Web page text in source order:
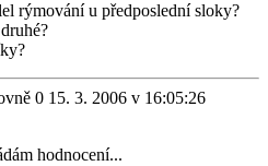
rýmování u předposlední sloky?
15. 3. 2006 v 16:05:26
hodnocení...